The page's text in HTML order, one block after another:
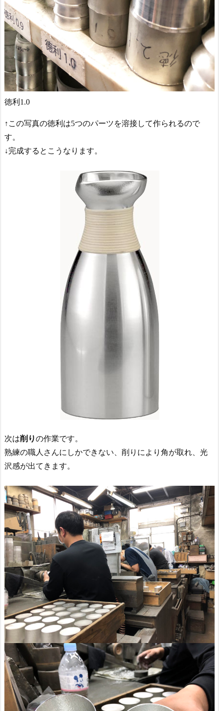
徳利1.0
↑この写真の徳利は5つのパーツを溶接して作られるので
す。
↓完成するとこうなります。
次は削りの作業です。
熟練の職人さんにしかできない、削りにより角が取れ、光
沢感が出てきます。